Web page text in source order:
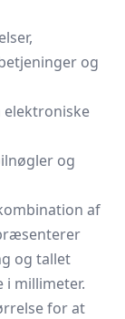
og
elektroniske
og
af
og tallet
i millimeter.
for at